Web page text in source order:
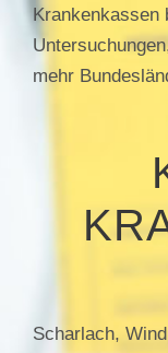
Krankenkassen
mehr
Scharlach,